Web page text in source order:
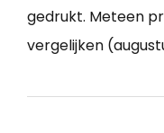
gedrukt. Meteen
vergelijken